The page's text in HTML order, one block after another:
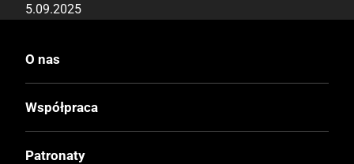
5.09.2025
Wydanie
I
Czerń / Biel
O nas
Współpraca
Patronaty